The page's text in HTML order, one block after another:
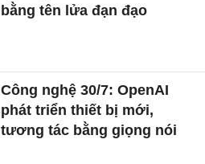
bằng tên lửa đạn đạo
Công nghệ 30/7: OpenAI
phát triển thiết bị mới,
tương tác bằng giọng nói